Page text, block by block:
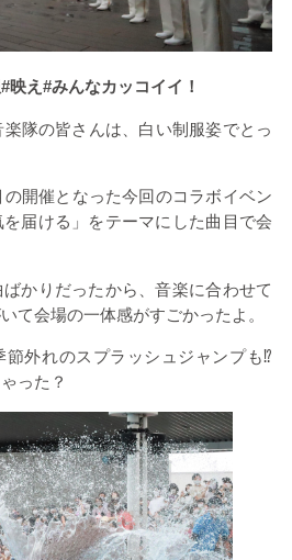
映え#みんなカッコイイ！
楽隊の皆さんは、白い制服姿でとっ
の開催となった今回のコラボイベン
届ける」をテーマにした曲目で会
かりだったから、音楽に合わせて
て会場の一体感がすごかったよ。
節外れのスプラッシュジャンプも⁉
った？